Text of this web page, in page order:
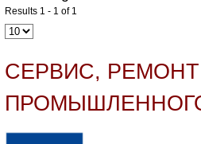
Results 1 - 1 of 1
СЕРВИС,